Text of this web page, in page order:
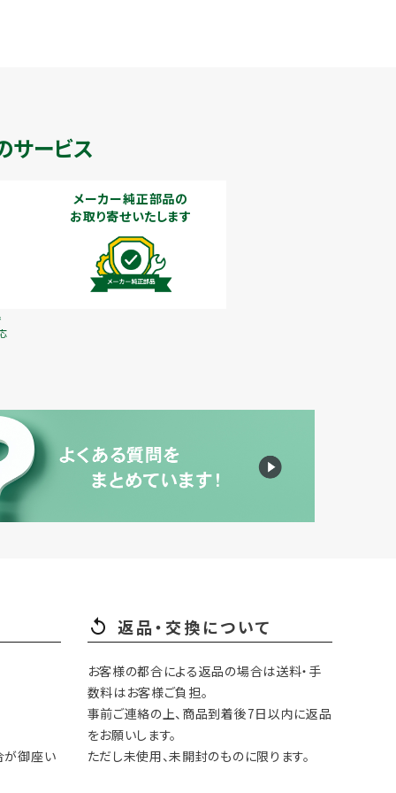
サービス
メーカー純正部品の
お取り寄せいたします
が御座い
返品・交換について
お客様の都合による返品の場合は送料・手
数料はお客様ご負担。
事前ご連絡の上、商品到着後7日以内に返品
をお願いします。
ただし未使用、未開封のものに限ります。